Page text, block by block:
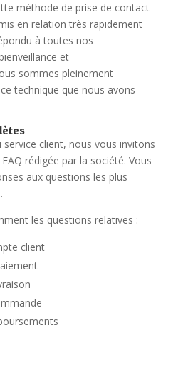
méthode de prise de contact
en relation très rapidement
à toutes nos
et
sommes pleinement
technique que nous avons
service client, nous vous invitons
rédigée par la société. Vous
aux questions les plus
les questions relatives :
client